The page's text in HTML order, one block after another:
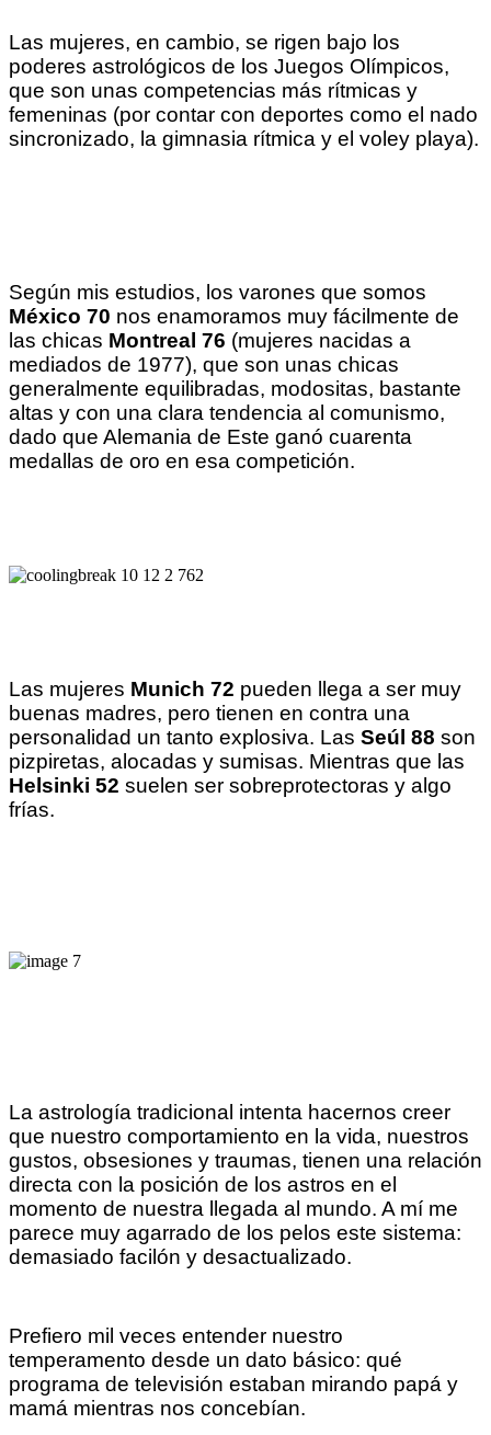
Las mujeres, en cambio, se rigen bajo los
poderes astrológicos de los Juegos Olímpicos,
que son unas competencias más rítmicas y
femeninas (por contar con deportes como el nado
sincronizado, la gimnasia rítmica y el voley playa).
Según mis estudios, los varones que somos
México 70 nos enamoramos muy fácilmente de
las chicas Montreal 76 (mujeres nacidas a
mediados de 1977), que son unas chicas
generalmente equilibradas, modositas, bastante
altas y con una clara tendencia al comunismo,
dado que Alemania de Este ganó cuarenta
medallas de oro en esa competición.
Las mujeres Munich 72 pueden llega a ser muy
buenas madres, pero tienen en contra una
personalidad un tanto explosiva. Las Seúl 88 son
pizpiretas, alocadas y sumisas. Mientras que las
Helsinki 52 suelen ser sobreprotectoras y algo
frías.
La astrología tradicional intenta hacernos creer
que nuestro comportamiento en la vida, nuestros
gustos, obsesiones y traumas, tienen una relación
directa con la posición de los astros en el
momento de nuestra llegada al mundo. A mí me
parece muy agarrado de los pelos este sistema:
demasiado facilón y desactualizado.
Prefiero mil veces entender nuestro
temperamento desde un dato básico: qué
programa de televisión estaban mirando papá y
mamá mientras nos concebían.